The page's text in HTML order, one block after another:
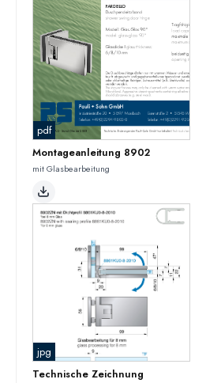
pdf
Montageanleitung 8902
mit Glasbearbeitung
jpg
Technische Zeichnung